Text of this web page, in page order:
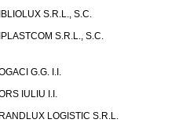
S.R.L., S.C.
S.R.L., S.C.
G.G. I.I.
IULIU I.I.
LOGISTIC S.R.L.